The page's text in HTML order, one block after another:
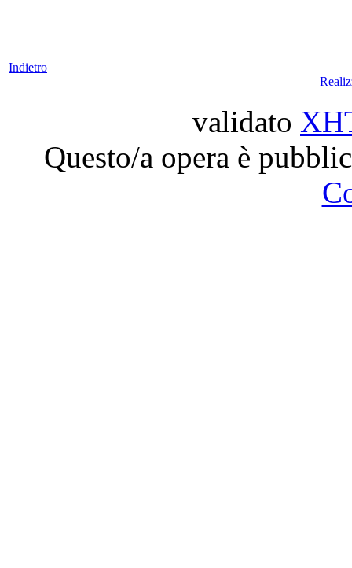
Indietro
validato
Questo/a opera è